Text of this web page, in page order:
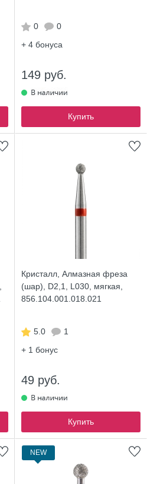
0
0
+ 4 бонуса
149 руб.
Купить
Кристалл, Алмазная фреза
(шар), D2,1, L030, мягкая,
856.104.001.018.021
5.0
1
+ 1 бонус
49 руб.
Купить
NEW